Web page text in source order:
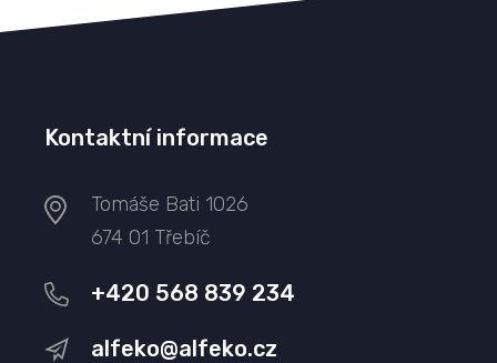
Kontaktní informace
Tomáše Bati 1026
674 01 Třebíč
+420 568 839 234
alfeko@alfeko.cz